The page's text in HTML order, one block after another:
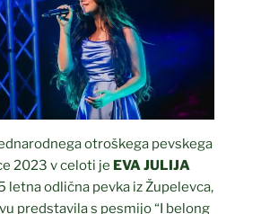
otroškega pevskega
2023 v celoti je EVA JULIJA
letna odlična pevka iz Župelevca,
predstavila s pesmijo “I belong